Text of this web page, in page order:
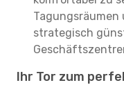
Tagungsräumen
strategisch
Ihr Tor zum